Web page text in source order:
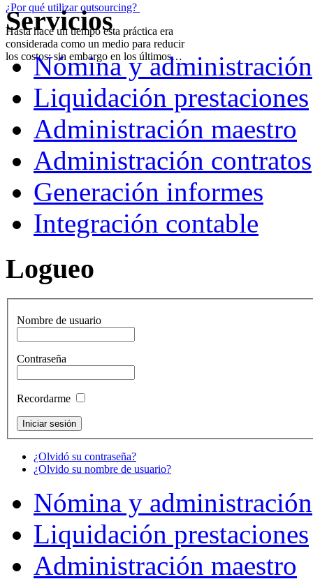
¿Por qué utilizar outsourcing?
Hasta hace un tiempo esta práctica era
considerada como un medio para reducir
los costos; sin embargo en los últimos…
Servicios
Nómina y administración
Liquidación prestaciones
Administración maestro
Administración contratos
Generación informes
Integración contable
Logueo
Nombre de usuario
Contraseña
Recordarme
¿Olvidó su contraseña?
¿Olvido su nombre de usuario?
Nómina y administración
Liquidación prestaciones
Administración maestro